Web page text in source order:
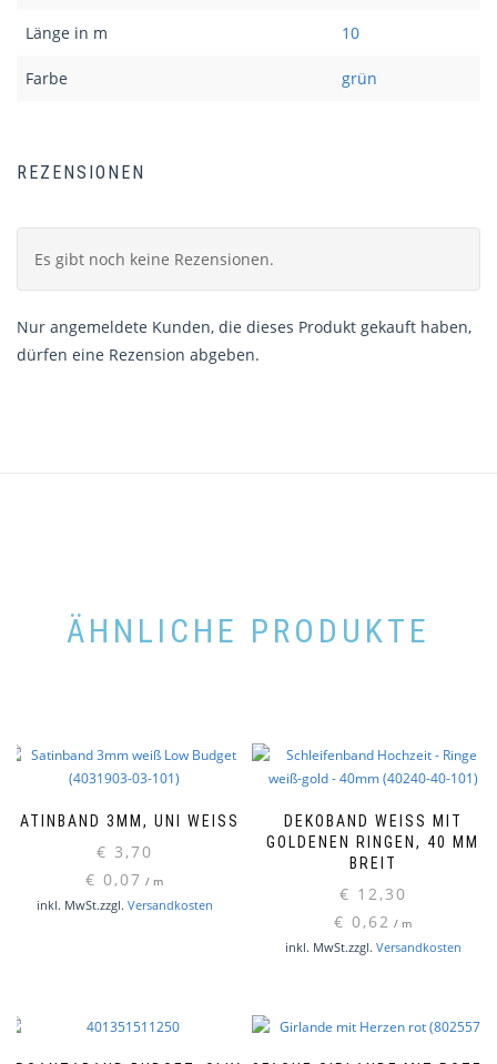
Länge in m 10
Farbe grün
REZENSIONEN
Es gibt noch keine Rezensionen.
Nur angemeldete Kunden, die dieses Produkt gekauft haben,
dürfen eine Rezension abgeben.
ÄHNLICHE PRODUKTE
SATINBAND 3MM, UNI WEISS
€ 3,70
€ 0,07 / m
inkl. MwSt.zzgl. Versandkosten
DEKOBAND WEISS MIT G
OLDENEN RINGEN, 40 MM B
REIT
€ 12,30
€ 0,62 / m
inkl. MwSt.zzgl. Versandkosten